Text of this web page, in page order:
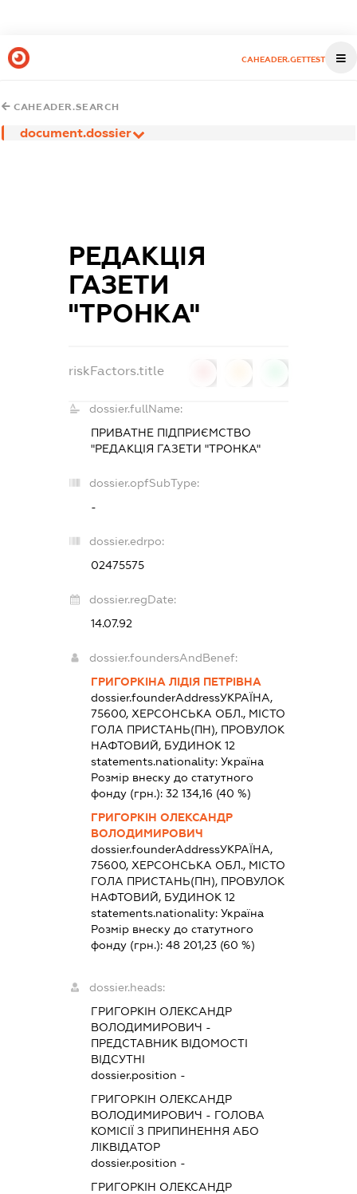
CAHEADER.GETTEST
CAHEADER.SEARCH
document.dossier
РЕДАКЦІЯ
ГАЗЕТИ
"ТРОНКА"
riskFactors.title
dossier.fullName:
ПРИВАТНЕ ПІДПРИЄМСТВО
"РЕДАКЦІЯ ГАЗЕТИ "ТРОНКА"
dossier.opfSubType:
-
dossier.edrpo:
02475575
dossier.regDate:
14.07.92
dossier.foundersAndBenef:
ГРИГОРКІНА ЛІДІЯ ПЕТРІВНА
dossier.founderAddressУКРАЇНА,
75600, ХЕРСОНСЬКА ОБЛ., МІСТО
ГОЛА ПРИСТАНЬ(ПН), ПРОВУЛОК
НАФТОВИЙ, БУДИНОК 12
statements.nationality: Україна
Розмір внеску до статутного
фонду (грн.): 32 134,16 (40 %)
ГРИГОРКІН ОЛЕКСАНДР
ВОЛОДИМИРОВИЧ
dossier.founderAddressУКРАЇНА,
75600, ХЕРСОНСЬКА ОБЛ., МІСТО
ГОЛА ПРИСТАНЬ(ПН), ПРОВУЛОК
НАФТОВИЙ, БУДИНОК 12
statements.nationality: Україна
Розмір внеску до статутного
фонду (грн.): 48 201,23(60 %)
dossier.heads:
ГРИГОРКІН ОЛЕКСАНДР
ВОЛОДИМИРОВИЧ -
ПРЕДСТАВНИК ВІДОМОСТІ
ВІДСУТНІ
dossier.position -
ГРИГОРКІН ОЛЕКСАНДР
ВОЛОДИМИРОВИЧ - ГОЛОВА
КОМІСІЇ З ПРИПИНЕННЯ АБО
ЛІКВІДАТОР
dossier.position -
ГРИГОРКІН ОЛЕКСАНДР